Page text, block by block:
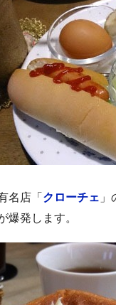
名店「クローチェ
爆発します。